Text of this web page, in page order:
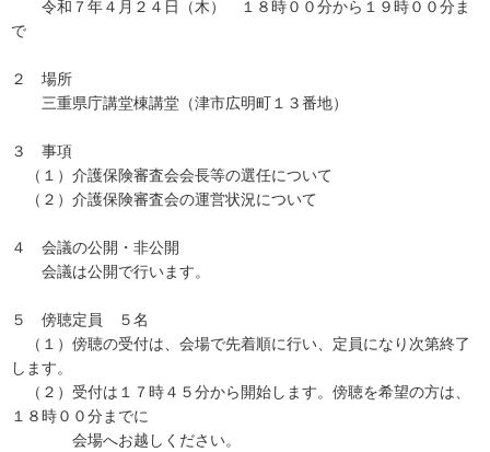
令和７年４月２４日（木） １８時００分から１９時００分ま
で
２ 場所
三重県庁講堂棟講堂（津市広明町１３番地）
３ 事項
（１）介護保険審査会会長等の選任について
（２）介護保険審査会の運営状況について
４ 会議の公開・非公開
会議は公開で行います。
５ 傍聴定員 ５名
（１）傍聴の受付は、会場で先着順に行い、定員になり次第終了
します。
（２）受付は１７時４５分から開始します。傍聴を希望の方は、
１８時００分までに
会場へお越しください。